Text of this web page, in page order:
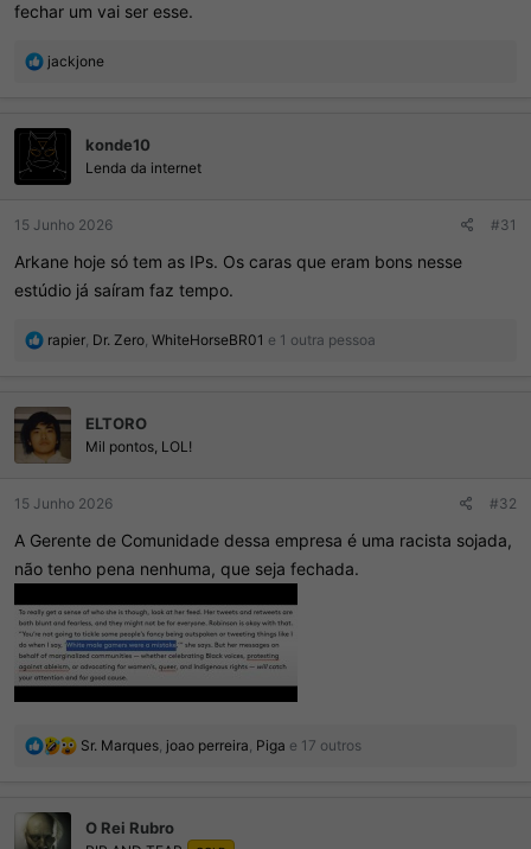
fechar um vai ser esse.
R
ç
õ
e
s
jackjone
konde10
Lenda da internet
15 Junho 2026 #31
Arkane hoje só tem as IPs. Os caras que eram bons nesse
estúdio já saíram faz tempo.
R
ç
õ
e
s
rapier, Dr. Zero, WhiteHorseBR01 e 1 outra pessoa
ELTORO
Mil pontos, LOL!
15 Junho 2026 #32
A Gerente de Comunidade dessa empresa é uma racista sojada,
não tenho pena nenhuma, que seja fechada.
R
õ
Sr. Marques, joao perreira, Piga e 17 outros
O Rei Rubro